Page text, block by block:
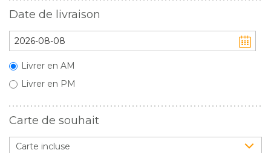
Date de livraison
Livrer en AM
Livrer en PM
Carte de souhait
Carte incluse